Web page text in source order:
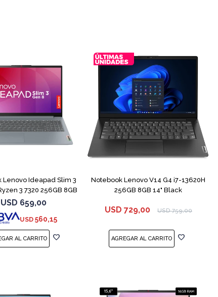
Lenovo Ideapad Slim 3
3 7320 256GB 8GB
USD 659,00
USD 560,15
Notebook Lenovo V14 G4 i7-13620H
256GB 8GB 14" Black
USD 729,00 USD 759,00
COMPARAR